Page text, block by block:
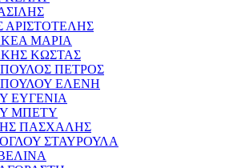
ΑΡΙΣΤΟΤΕΛΗΣ
ΜΑΡΙΑ
ΚΩΣΤΑΣ
ΠΕΤΡΟΣ
ΕΛΕΝΗ
ΕΥΓΕΝΙΑ
ΜΠΕΤΥ
ΠΑΣΧΑΛΗΣ
ΣΤΑΥΡΟΥΛΑ